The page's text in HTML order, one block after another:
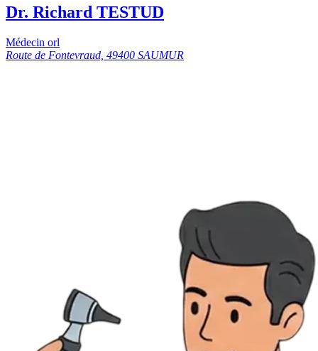
Dr. Richard TESTUD
Médecin orl
Route de Fontevraud, 49400 SAUMUR